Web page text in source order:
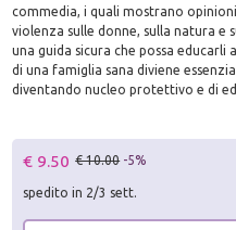
commedia, i quali mostrano
violenza sulle donne, sulla natura e
una guida sicura che possa
di una famiglia sana diviene
diventando nucleo protettivo e di
€ 9.50 € 10.00 -5%
spedito in 2/3 sett.